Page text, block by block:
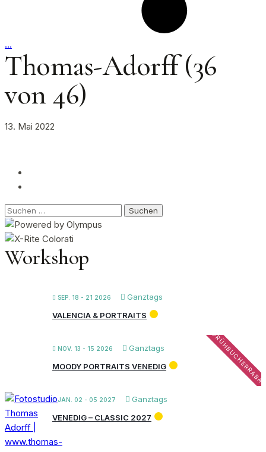
…
Thomas-Adorff (36
von 46)
13. Mai 2022
Suchen
nach:
Workshop
SEP. 18 - 21 2026
Ganztags
VALENCIA & PORTRAITS
NOV. 13 - 15 2026 Ganztags
MOODY PORTRAITS VENEDIG
JAN. 02 - 05 2027
Ganztags
VENEDIG – CLASSIC 2027